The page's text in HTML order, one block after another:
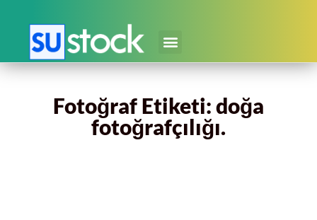
Fotoğraf Etiketi: doğa
fotoğrafçılığı.